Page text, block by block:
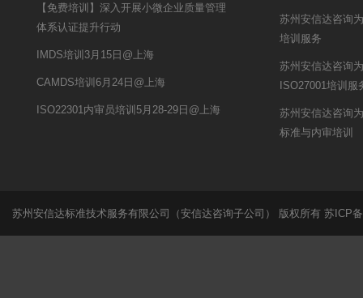
【免费培训】深入开展小微企业质量管理
体系认证提升行动
IMDS培训3月15日@上海
CAMDS培训6月24日@上海
ISO22301内审员培训5月28-29日@上海
苏州安信达咨询
培训服务
苏州安信达咨询
ISO27001培训服
苏州安信达咨询
标准与内审培训
苏州安信达标准技术服务有限公司（安信达咨询子公司） 版权所有 苏ICP